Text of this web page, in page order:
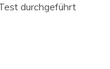
durchgeführt